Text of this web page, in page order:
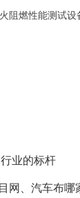
阻燃性能测试
业的标杆
网、汽车布哪